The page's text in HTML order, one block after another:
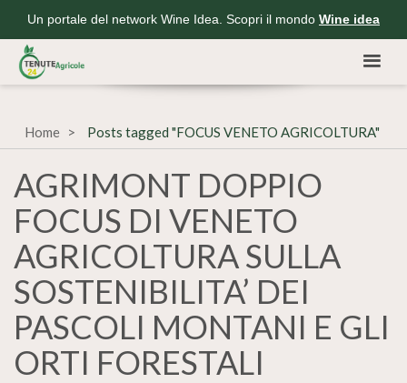
Un portale del network Wine Idea. Scopri il mondo Wine idea
Home Posts tagged "FOCUS VENETO AGRICOLTURA"
AGRIMONT DOPPIO
FOCUS DI VENETO
AGRICOLTURA SULLA
SOSTENIBILITA’ DEI
PASCOLI MONTANI E GLI
ORTI FORESTALI